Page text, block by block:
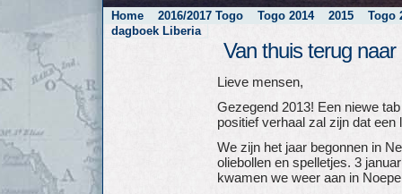
Home 2016/2017 Togo Togo 2014 2015
Togo
dagboek Liberia
Van thuis terug naar
Lieve mensen,
Gezegend 2013! Een niewe
positief verhaal zal zijn dat
We zijn het jaar begonnen in
oliebollen en spelletjes. 3
kwamen we weer aan in